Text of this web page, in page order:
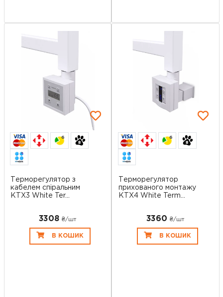
6
Терморегулятор з
кабелем спіральним
KTX3 White Ter...
3308 ₴/шт
В КОШИК
6
Терморегулятор
прихованого монтажу
KTX4 White Term...
3360 ₴/шт
В КОШИК